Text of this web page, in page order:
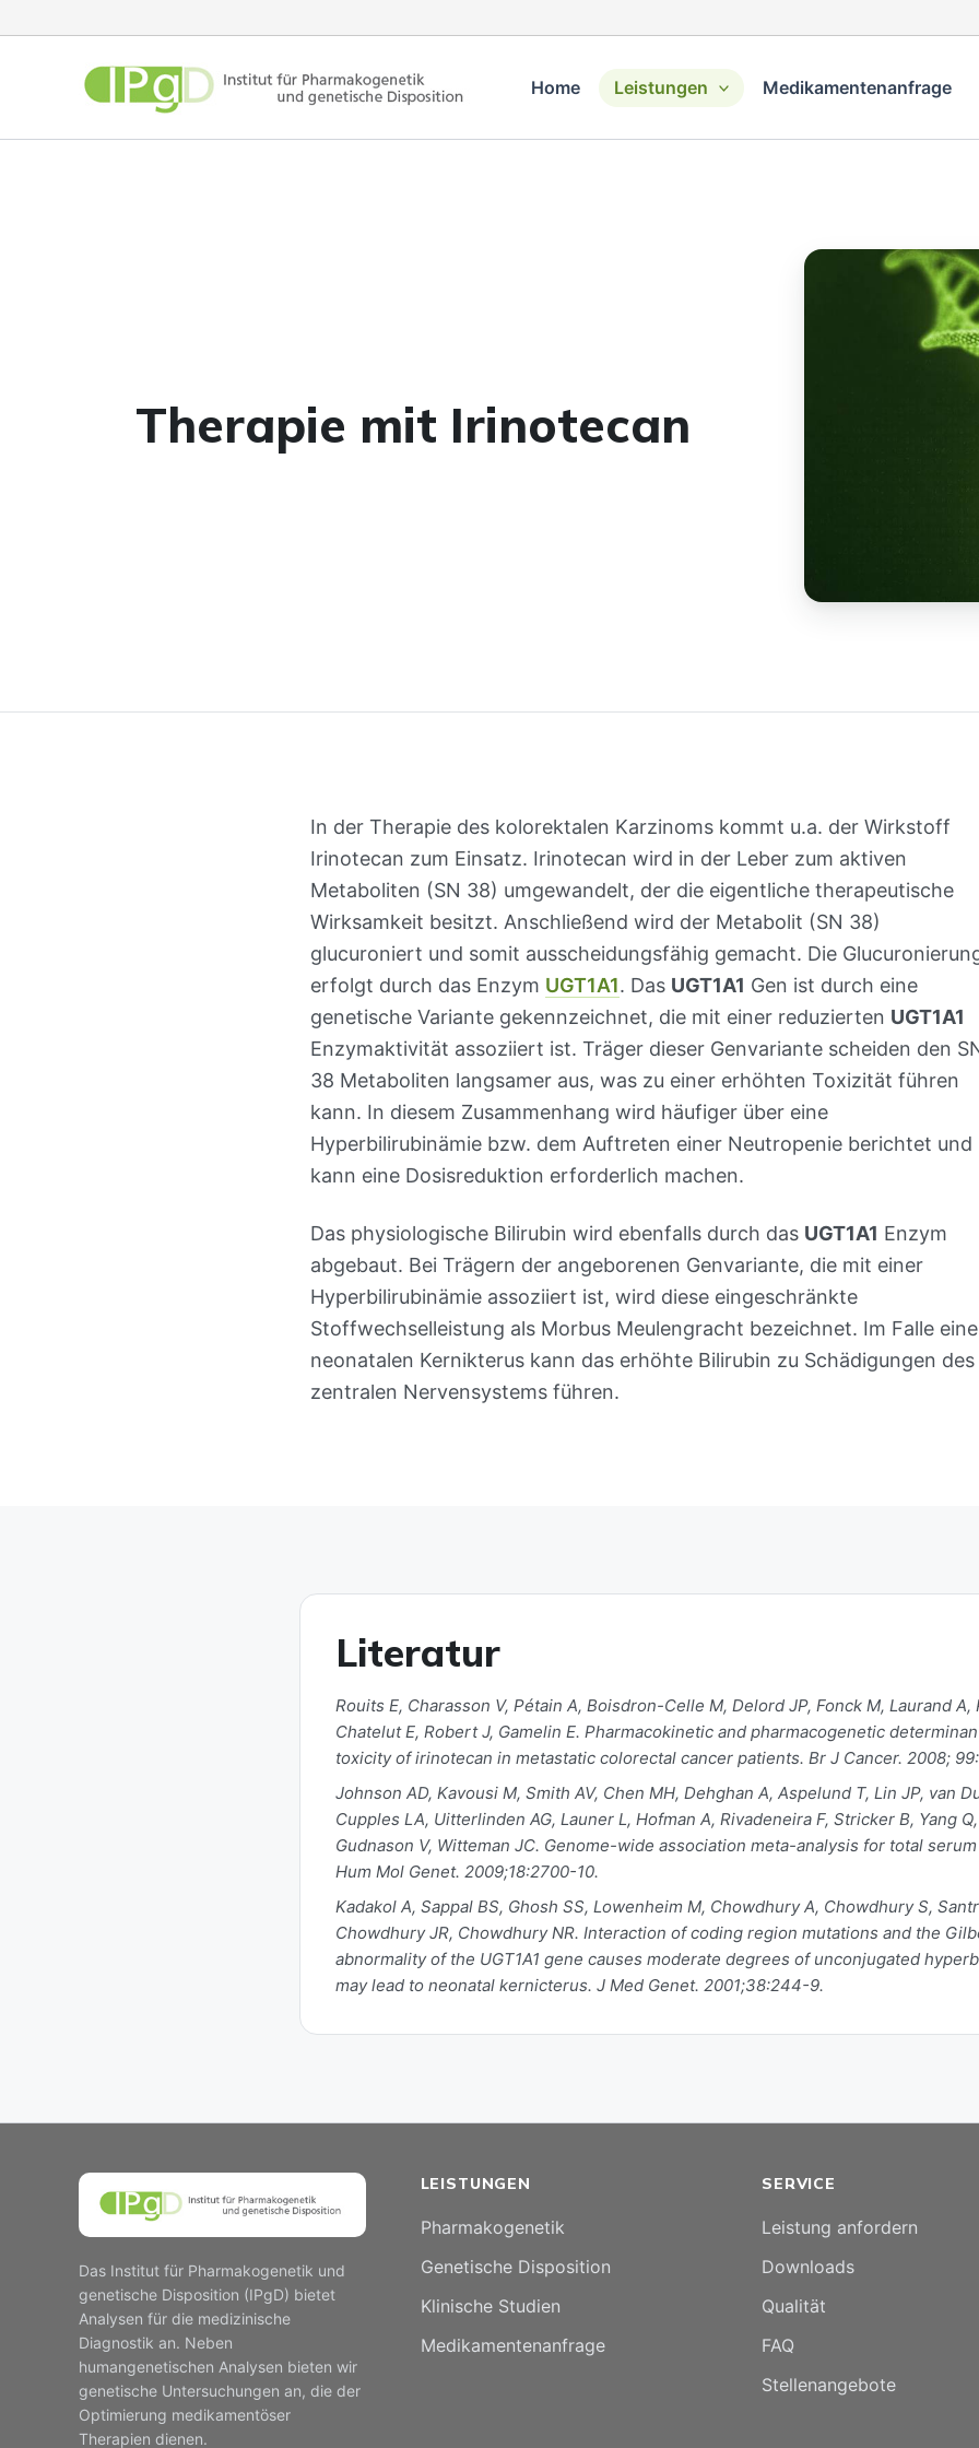
Inhalt
Home Leistungen Medikamentenanfrage
Therapie mit Irinotecan
In der Therapie des kolorektalen Karzinoms kommt u.a. der Wirkstoff
Irinotecan zum Einsatz. Irinotecan wird in der Leber zum aktiven
Metaboliten (SN 38) umgewandelt, der die eigentliche therapeutische
Wirksamkeit besitzt. Anschließend wird der Metabolit (SN 38)
glucuroniert und somit ausscheidungsfähig gemacht. Die
erfolgt durch das Enzym UGT1A1. Das UGT1A1 Gen ist durch eine
genetische Variante gekennzeichnet, die mit einer reduzierten UGT1A1
Enzymaktivität assoziiert ist. Träger dieser Genvariante scheiden den
38 Metaboliten langsamer aus, was zu einer erhöhten Toxizität führen
kann. In diesem Zusammenhang wird häufiger über eine
Hyperbilirubinämie bzw. dem Auftreten einer Neutropenie berichtet und
kann eine Dosisreduktion erforderlich machen.
Das physiologische Bilirubin wird ebenfalls durch das UGT1A1 Enzym
abgebaut. Bei Trägern der angeborenen Genvariante, die mit einer
Hyperbilirubinämie assoziiert ist, wird diese eingeschränkte
Stoffwechselleistung als Morbus Meulengracht bezeichnet. Im Falle
neonatalen Kernikterus kann das erhöhte Bilirubin zu Schädigungen des
zentralen Nervensystems führen.
Literatur
Rouits E, Charasson V, Pétain A, Boisdron-Celle M, Delord JP, Fonck M, Laurand
Chatelut E, Robert J, Gamelin E. Pharmacokinetic and pharmacogenetic
toxicity of irinotecan in metastatic colorectal cancer patients. Br J Cancer. 2008;
Johnson AD, Kavousi M, Smith AV, Chen MH, Dehghan A, Aspelund T, Lin JP, van
Cupples LA, Uitterlinden AG, Launer L, Hofman A, Rivadeneira F, Stricker B, Yang
Gudnason V, Witteman JC. Genome-wide association meta-analysis for total
Hum Mol Genet. 2009;18:2700-10.
Kadakol A, Sappal BS, Ghosh SS, Lowenheim M, Chowdhury A, Chowdhury S,
Chowdhury JR, Chowdhury NR. Interaction of coding region mutations and the
abnormality of the UGT1A1 gene causes moderate degrees of unconjugated
may lead to neonatal kernicterus. J Med Genet. 2001;38:244-9.
Das Institut für Pharmakogenetik und
genetische Disposition (IPgD) bietet
Analysen für die medizinische
Diagnostik an. Neben
humangenetischen Analysen bieten wir
genetische Untersuchungen an, die der
Optimierung medikamentöser
Therapien dienen.
LEISTUNGEN
Pharmakogenetik
Genetische Disposition
Klinische Studien
Medikamentenanfrage
SERVICE
Leistung anfordern
Downloads
Qualität
FAQ
Stellenangebote